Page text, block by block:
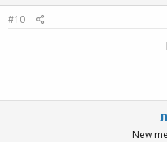
#10
New